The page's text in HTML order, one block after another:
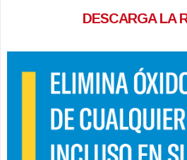
DESCARGA LA